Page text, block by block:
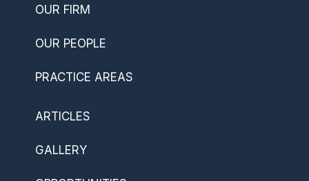
OUR FIRM
OUR PEOPLE
PRACTICE AREAS
ARTICLES
GALLERY